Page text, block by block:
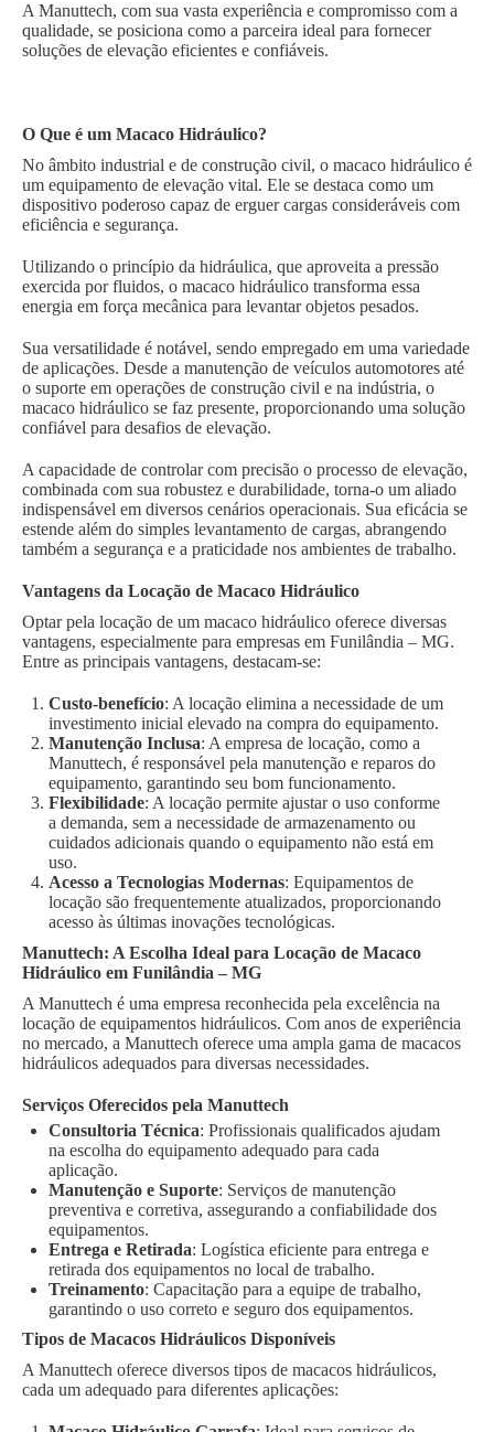
A Manuttech, com sua vasta experiência e compromisso com a
qualidade, se posiciona como a parceira ideal para fornecer
soluções de elevação eficientes e confiáveis.
O Que é um Macaco Hidráulico?
No âmbito industrial e de construção civil, o macaco hidráulico é
um equipamento de elevação vital. Ele se destaca como um
dispositivo poderoso capaz de erguer cargas consideráveis com
eficiência e segurança.
Utilizando o princípio da hidráulica, que aproveita a pressão
exercida por fluidos, o macaco hidráulico transforma essa
energia em força mecânica para levantar objetos pesados.
Sua versatilidade é notável, sendo empregado em uma variedade
de aplicações. Desde a manutenção de veículos automotores até
o suporte em operações de construção civil e na indústria, o
macaco hidráulico se faz presente, proporcionando uma solução
confiável para desafios de elevação.
A capacidade de controlar com precisão o processo de elevação,
combinada com sua robustez e durabilidade, torna-o um aliado
indispensável em diversos cenários operacionais. Sua eficácia se
estende além do simples levantamento de cargas, abrangendo
também a segurança e a praticidade nos ambientes de trabalho.
Vantagens da Locação de Macaco Hidráulico
Optar pela locação de um macaco hidráulico oferece diversas
vantagens, especialmente para empresas em Funilândia – MG.
Entre as principais vantagens, destacam-se:
Custo-benefício: A locação elimina a necessidade de um
investimento inicial elevado na compra do equipamento.
Manutenção Inclusa: A empresa de locação, como a
Manuttech, é responsável pela manutenção e reparos do
equipamento, garantindo seu bom funcionamento.
Flexibilidade: A locação permite ajustar o uso conforme
a demanda, sem a necessidade de armazenamento ou
cuidados adicionais quando o equipamento não está em
uso.
Acesso a Tecnologias Modernas: Equipamentos de
locação são frequentemente atualizados, proporcionando
acesso às últimas inovações tecnológicas.
Manuttech: A Escolha Ideal para Locação de Macaco
Hidráulico em Funilândia – MG
A Manuttech é uma empresa reconhecida pela excelência na
locação de equipamentos hidráulicos. Com anos de experiência
no mercado, a Manuttech oferece uma ampla gama de macacos
hidráulicos adequados para diversas necessidades.
Serviços Oferecidos pela Manuttech
Consultoria Técnica: Profissionais qualificados ajudam
na escolha do equipamento adequado para cada
aplicação.
Manutenção e Suporte: Serviços de manutenção
preventiva e corretiva, assegurando a confiabilidade dos
equipamentos.
Entrega e Retirada: Logística eficiente para entrega e
retirada dos equipamentos no local de trabalho.
Treinamento: Capacitação para a equipe de trabalho,
garantindo o uso correto e seguro dos equipamentos.
Tipos de Macacos Hidráulicos Disponíveis
A Manuttech oferece diversos tipos de macacos hidráulicos,
cada um adequado para diferentes aplicações: